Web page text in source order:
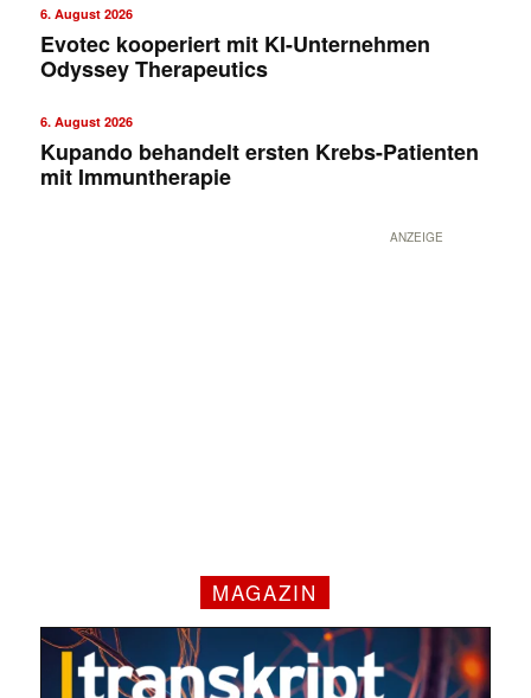
6. August 2026
Evotec kooperiert mit KI-Unternehmen
Odyssey Therapeutics
6. August 2026
Kupando behandelt ersten Krebs-Patienten
mit Immuntherapie
ANZEIGE
MAGAZIN